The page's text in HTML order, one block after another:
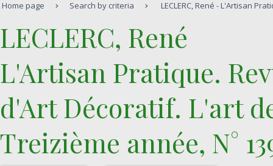
Home page Search by criteria LECLERC, René - L'Artisan
‎LECLERC, René‎
‎L'Artisan Pratique.
d'Art Décoratif. L'art
Treizième année, N°